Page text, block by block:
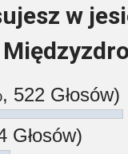
w
522 Głosów)
Głosów)